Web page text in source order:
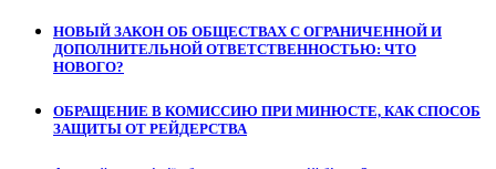
НОВЫЙ ЗАКОН ОБ ОБЩЕСТВАХ С ОГРАНИЧЕННОЙ И
ДОПОЛНИТЕЛЬНОЙ ОТВЕТСТВЕННОСТЬЮ: ЧТО
НОВОГО?
ОБРАЩЕНИЕ В КОМИССИЮ ПРИ МИНЮСТЕ, КАК СПОСОБ
ЗАЩИТЫ ОТ РЕЙДЕРСТВА